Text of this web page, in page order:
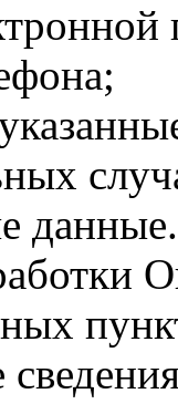
данные.